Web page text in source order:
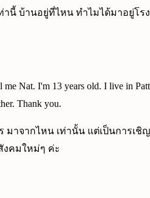
นี้ บ้านอยู่ที่ไหน ทำไมได้มาอยู่โ
Nat. I'm 13 years old. I live in
Thank you.
มาจากไหน เท่านั้น แต่เป็นการ
งคมใหม่ๆ ค่ะ